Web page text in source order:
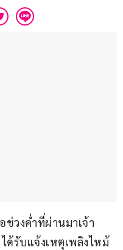
วงค่ำที่ผ่านมาเจ้า
ด้รับแจ้งเหตุเพลิงไหม้